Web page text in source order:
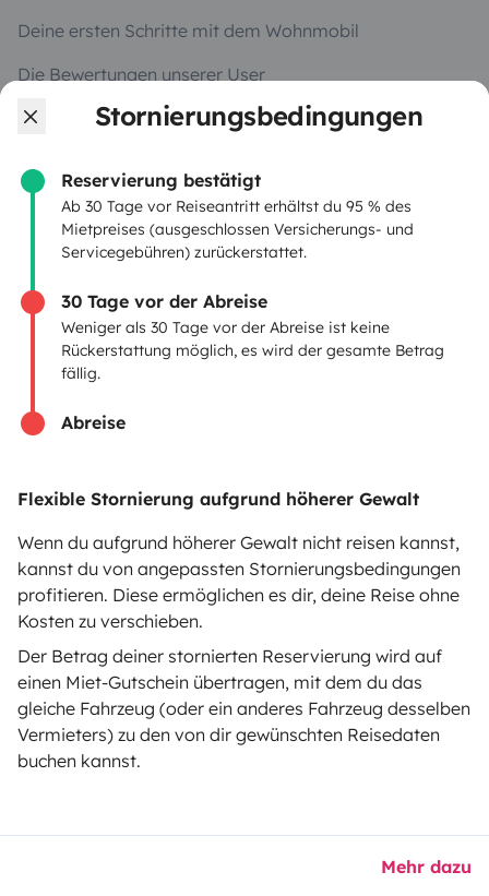
Stornierungsbedingungen
Reservierung bestätigt
Ab 30 Tage vor Reiseantritt erhältst du 95 % des
Mietpreises (ausgeschlossen Versicherungs- und
Servicegebühren) zurückerstattet.
30 Tage vor der Abreise
Weniger als 30 Tage vor der Abreise ist keine
Rückerstattung möglich, es wird der gesamte Betrag
fällig.
Abreise
Flexible Stornierung aufgrund höherer Gewalt
Wenn du aufgrund höherer Gewalt nicht reisen kannst,
kannst du von angepassten Stornierungsbedingungen
profitieren. Diese ermöglichen es dir, deine Reise ohne
Kosten zu verschieben.
Der Betrag deiner stornierten Reservierung wird auf
einen Miet-Gutschein übertragen, mit dem du das
gleiche Fahrzeug (oder ein anderes Fahrzeug desselben
Vermieters) zu den von dir gewünschten Reisedaten
buchen kannst.
Mehr dazu
Deine ersten Schritte mit dem Wohnmobil
Die Bewertungen unserer User
Hilfe für Mieter
VERMIETER
Wohnmobil vermieten
Mietvertrag
Mietversicherung
Mietpannenhilfe
Hilfe für Vermieter
Sichere ZahlungsweisenRatenzahlung
Herunterladen im
App Store
Google Play
Blog Kontakt